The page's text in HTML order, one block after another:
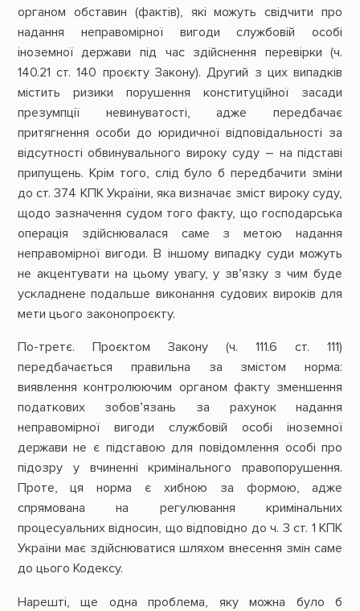
органом обставин (фактів), які можуть свідчити про
надання неправомірної вигоди службовій особі
іноземної держави під час здійснення перевірки (ч.
140.21 ст. 140 проєкту Закону). Другий з цих випадків
містить ризики порушення конституційної засади
презумпції невинуватості, адже передбачає
притягнення особи до юридичної відповідальності за
відсутності обвинувального вироку суду – на підставі
припущень. Крім того, слід було б передбачити зміни
до ст. 374 КПК України, яка визначає зміст вироку суду,
щодо зазначення судом того факту, що господарська
операція здійснювалася саме з метою надання
неправомірної вигоди. В іншому випадку суди можуть
не акцентувати на цьому увагу, у зв’язку з чим буде
ускладнене подальше виконання судових вироків для
мети цього законопроєкту.
По-третє. Проєктом Закону (ч. 111.6 ст. 111)
передбачається правильна за змістом норма:
виявлення контролюючим органом факту зменшення
податкових зобов’язань за рахунок надання
неправомірної вигоди службовій особі іноземної
держави не є підставою для повідомлення особі про
підозру у вчиненні кримінального правопорушення.
Проте, ця норма є хибною за формою, адже
спрямована на регулювання кримінальних
процесуальних відносин, що відповідно до ч. 3 ст. 1 КПК
України має здійснюватися шляхом внесення змін саме
до цього Кодексу.
Нарешті, ще одна проблема, яку можна було б